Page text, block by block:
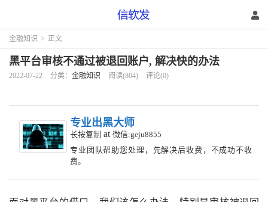
金融知识 > 正文
黑平台审核不通过被退回账户, 解决快的办法
2022-07-22 分类： 金融知识 阅读(804) 评论(0)
专业出黑大师
长按复制 at 微信:geju8855
专业团队帮助您处理，先解决后收费，不成功不收
费。